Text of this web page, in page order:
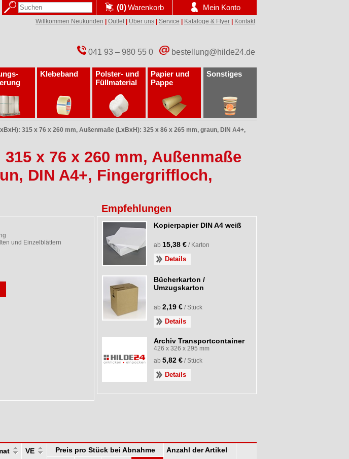
Willkommen Neukunden Outlet Über uns Service Kataloge & Flyer Kontakt
041 93 – 980 55 0 bestellung@hilde24.de
(0)Warenkorb Mein Konto
Klebeband
Polster- und
Füllmaterial
Papier und
Pappe
Sonstiges
315 x 76 x 260 mm, Außenmaße (LxBxH): 325 x 86 x 265 mm, graun, DIN A4+,
x 76 x 260 mm, Außenmaße
DIN A4+, Fingergriffloch,
und Einzelblättern
Empfehlungen
Kopierpapier DIN A4 weiß
ab 15,38 € / Karton
Details
Bücherkarton /
Umzugskarton
ab 2,19 € / Stück
Details
Archiv Transportcontainer
426 x 326 x 295 mm
ab 5,82 € / Stück
Details
VE Preis pro Stück bei Abnahme
Anzahl der Artikel